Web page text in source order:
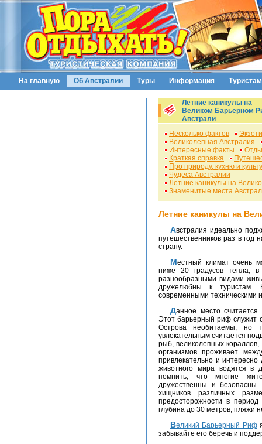
На главную Об Австралии Туры Информация Туристам
Летние каникулы на
Великом Барьерном
Австрали
Несколько фактов
Великолепная Австралия
Интересные факты
Краткая справка
Про природу, кухню и
Чудеса Австралии
Летние каникулы на
Знаменитые места
Летние каникулы на
Австралия идеально подходит для любителей энергичного отдыха. Много
путешественников раз в
страну.
Местный климат очень мягкий и теплый. Редко температура опускается
ниже 20 градусов тепла,
разнообразными видами
дружелюбны к туристам.
современными техническими
Данное место считается величайшим во всем мире коралловым рифом.
Этот барьерный риф служит
Острова необитаемы, но
увлекательным считается
рыб, великолепных
организмов проживает
привлекательно и
животного мира водятся в
помнить, что многие
дружественны и
хищников различных
предосторожности в период
глубина до 30 метров, пляжи
Великий Барьерный Риф
забывайте его беречь и